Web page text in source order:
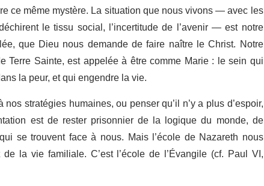
ce même mystère. La situation que nous vivons — avec les
le tissu social, l’incertitude de l’avenir — est notre
que Dieu nous demande de faire naître le Christ. Notre
Sainte, est appelée à être comme Marie : le sein qui
la peur, et qui engendre la vie.
stratégies humaines, ou penser qu’il n’y a plus d’espoir,
est de rester prisonnier de la logique du monde, de
se trouvent face à nous. Mais l’école de Nazareth nous
la vie familiale. C’est l’école de l’Évangile (cf. Paul VI,